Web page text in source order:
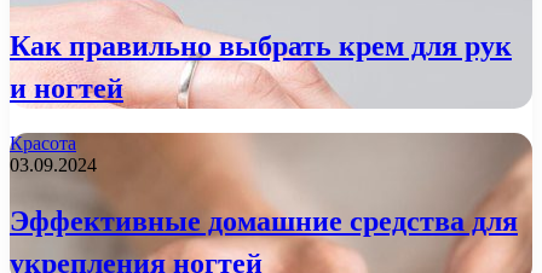
Как правильно выбрать крем для рук
и ногтей
Красота
03.09.2024
Эффективные домашние средства для
укрепления ногтей